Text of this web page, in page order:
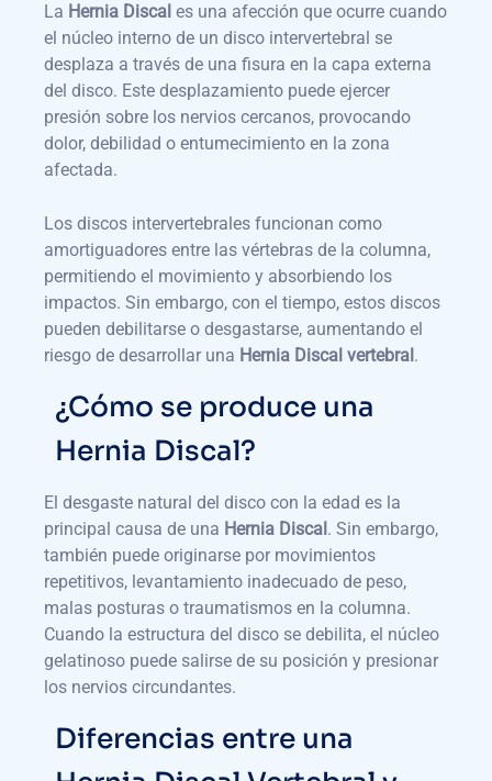
La Hernia Discal es una afección que ocurre cuando
el núcleo interno de un disco intervertebral se
desplaza a través de una fisura en la capa externa
del disco. Este desplazamiento puede ejercer
presión sobre los nervios cercanos, provocando
dolor, debilidad o entumecimiento en la zona
afectada.
Los discos intervertebrales funcionan como
amortiguadores entre las vértebras de la columna,
permitiendo el movimiento y absorbiendo los
impactos. Sin embargo, con el tiempo, estos discos
pueden debilitarse o desgastarse, aumentando el
riesgo de desarrollar una Hernia Discal vertebral .
¿Cómo se produce una
Hernia Discal?
El desgaste natural del disco con la edad es la
principal causa de una Hernia Discal . Sin embargo,
también puede originarse por movimientos
repetitivos, levantamiento inadecuado de peso,
malas posturas o traumatismos en la columna.
Cuando la estructura del disco se debilita, el núcleo
gelatinoso puede salirse de su posición y presionar
los nervios circundantes.
Diferencias entre una